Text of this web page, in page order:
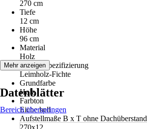
270 cm
Tiefe
12 cm
Höhe
96 cm
Material
Holz
Materialspezifizierung
Leimholz-Fichte
Grundfarbe
Holz
Farbton
Eiche hell
Aufstellmaße B x T ohne Dachüberstand
270x12
Mehr anzeigen
Datenblätter
Bereich überspringen